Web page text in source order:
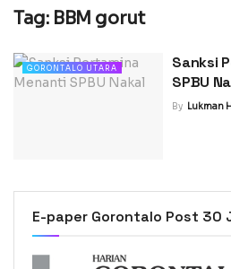
Tag: BBM gorut
GORONTALO UTARA
Sanksi
SPBU
By Lukman
E-paper Gorontalo Post 30